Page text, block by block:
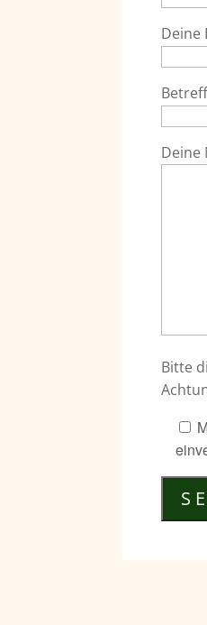
Deine
Deine
Bitte